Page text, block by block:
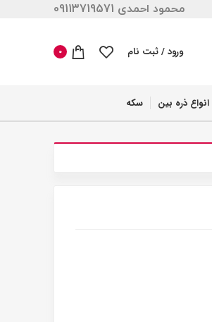
محمود احمدی 09113719571
ورود / ثبت نام 0
انواع ذره بین سکه